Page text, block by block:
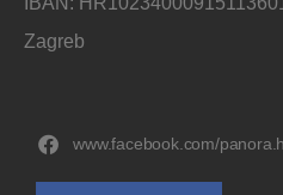
Zagreb
www.facebook.com/